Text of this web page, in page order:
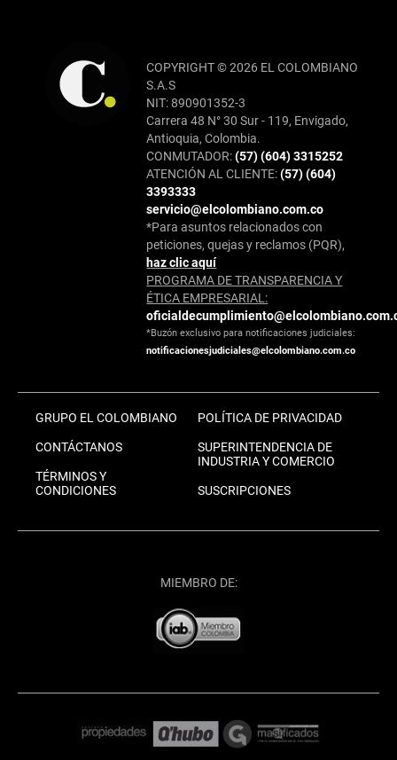
COPYRIGHT © 2026 EL COLOMBIANO
S.A.S
NIT: 890901352-3
Carrera 48 N° 30 Sur - 119, Envigado,
Antioquia, Colombia.
CONMUTADOR:(57) (604) 3315252
ATENCIÓN AL CLIENTE:(57) (604)
3393333
servicio@elcolombiano.com.co
*Para asuntos relacionados con
peticiones, quejas y reclamos (PQR),
haz clic aquí
PROGRAMA DE TRANSPARENCIA Y
ÉTICA EMPRESARIAL:
*Buzón exclusivo para notificaciones judiciales:
notificacionesjudiciales@elcolombiano.com.co
GRUPO EL COLOMBIANO
CONTÁCTANOS
TÉRMINOS Y
CONDICIONES
POLÍTICA DE PRIVACIDAD
SUPERINTENDENCIA DE
INDUSTRIA Y COMERCIO
SUSCRIPCIONES
MIEMBRO DE: